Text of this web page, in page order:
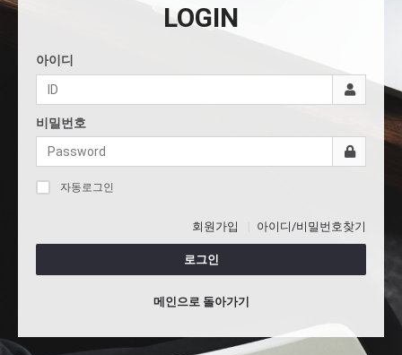
LOGIN
아이디
비밀번호
자동로그인
회원가입 아이디/비밀번호찾기
로그인
메인으로 돌아가기